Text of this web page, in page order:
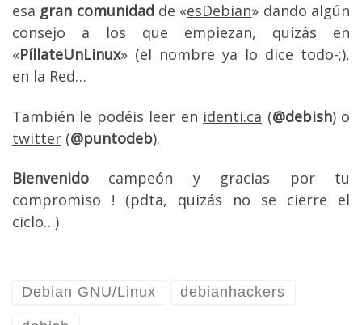
esa gran comunidadde «esDebian» dando algún
consejo a los que empiezan, quizás en
«PíllateUnLinux» (el nombre ya lo dice todo-;),
en la Red…
También le podéis leer en identi.ca (@debish) o
twitter (@puntodeb).
Bienvenido campeón y gracias por tu
compromiso ! (pdta, quizás no se cierre el
ciclo…)
Debian GNU/Linux debianhackers